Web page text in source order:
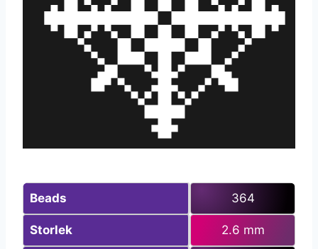
Beads 364
Storlek 2.6 mm